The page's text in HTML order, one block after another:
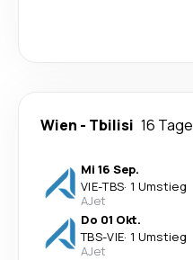
Wien - Tbilisi 16 Tage
Mi 16 Sep.
VIE-TBS· 1 Umstieg
AJet
Do 01 Okt.
TBS-VIE· 1 Umstieg
AJet